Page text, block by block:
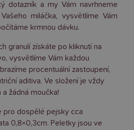
dotazník a my Vám navrhneme
miláčka, vysvětlíme Vám
krmnou dávku.
granulí získáte po kliknutí na
vysvětlíme Vám každou
procentuální zastoupení,
aditiva. Ve složení je vždy
žádná moučka!
pro dospělé pejsky cca
0,8×0,3cm. Peletky jsou ve